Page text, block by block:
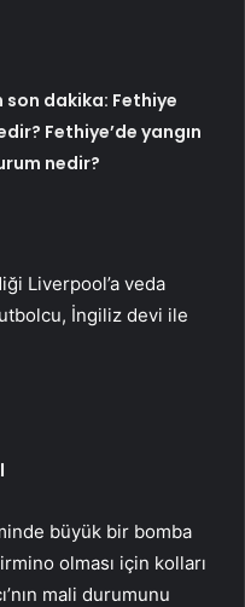
son dakika: Fethiye
Fethiye’de yangın
nedir?
Liverpool’a veda
İngiliz devi ile
büyük bir bomba
olması için kolları
mali durumunu